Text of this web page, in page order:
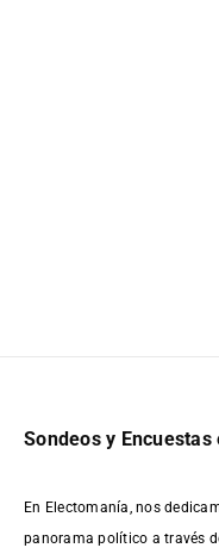
Sondeos y
En Electomanía, nos
panorama político a través